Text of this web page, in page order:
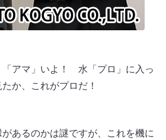
「アマ」いよ！ 水「プロ」に入っ
か、これがプロだ！
あるのかは謎ですが、これを機に